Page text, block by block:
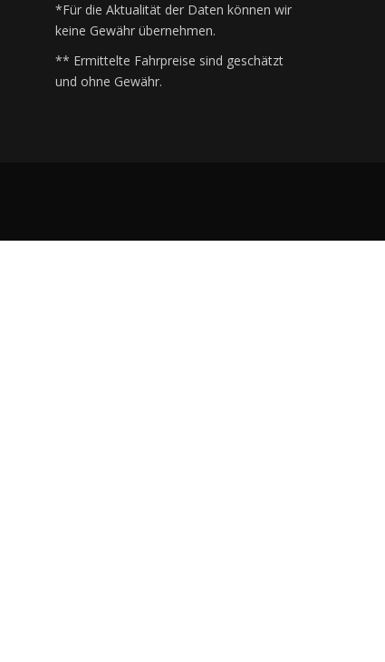
*Für die Aktualität der Daten können wir
keine Gewähr übernehmen.
** Ermittelte Fahrpreise sind geschätzt
und ohne Gewähr.